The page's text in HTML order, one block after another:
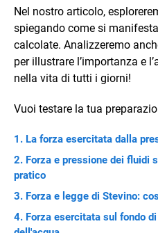
Nel nostro articolo,
spiegando come si
calcolate. Analizzeremo
per illustrare l’importanza e
nella vita di tutti i giorni!
Vuoi testare la tua
La forza esercitata dalla
Forza e pressione dei fluidi
pratico
Forza e legge di Stevino:
Forza esercitata sul fondo